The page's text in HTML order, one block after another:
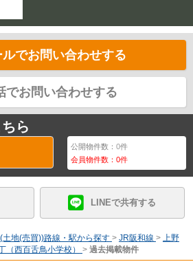
ルでお問い合わせする
でお問い合わせする
ら
公開物件数：0件
会員物件数：0件
LINEで共有する
(土地(売買))路線・駅から探す > JR阪和線 > 上野
（西百舌鳥小学校） > 過去掲載物件